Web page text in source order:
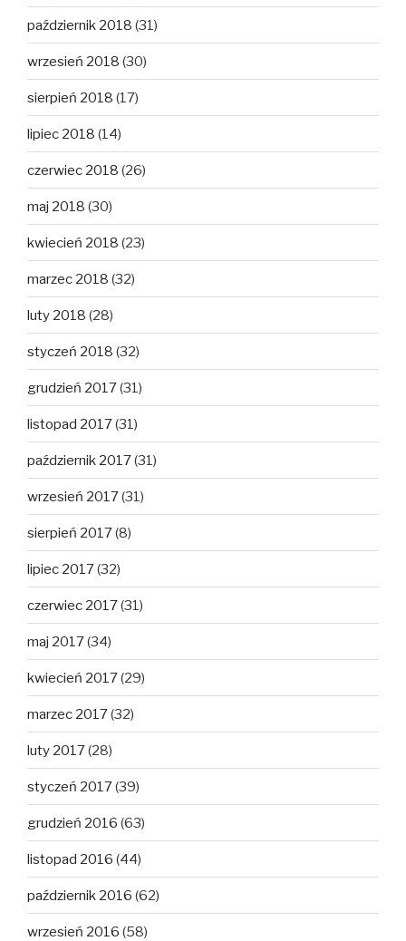
październik 2018 (31)
wrzesień 2018 (30)
sierpień 2018 (17)
lipiec 2018 (14)
czerwiec 2018 (26)
maj 2018 (30)
kwiecień 2018 (23)
marzec 2018 (32)
luty 2018 (28)
styczeń 2018 (32)
grudzień 2017(31)
listopad 2017(31)
październik 2017(31)
wrzesień 2017(31)
sierpień 2017(8)
lipiec 2017(32)
czerwiec 2017(31)
maj 2017(34)
kwiecień 2017(29)
marzec 2017(32)
luty 2017(28)
styczeń 2017(39)
grudzień 2016 (63)
listopad 2016 (44)
październik 2016 (62)
wrzesień 2016 (58)